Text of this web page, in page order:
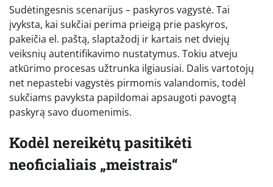
Sudėtingesnis scenarijus – paskyros vagystė. Tai
įvyksta, kai sukčiai perima prieigą prie paskyros,
pakeičia el. paštą, slaptažodį ir kartais net dviejų
veiksnių autentifikavimo nustatymus. Tokiu atveju
atkūrimo procesas užtrunka ilgiausiai. Dalis vartotojų
net nepastebi vagystės pirmomis valandomis, todėl
sukčiams pavyksta papildomai apsaugoti pavogtą
paskyrą savo duomenimis.
Kodėl nereikėtų pasitikėti
neoficialiais „meistrais“